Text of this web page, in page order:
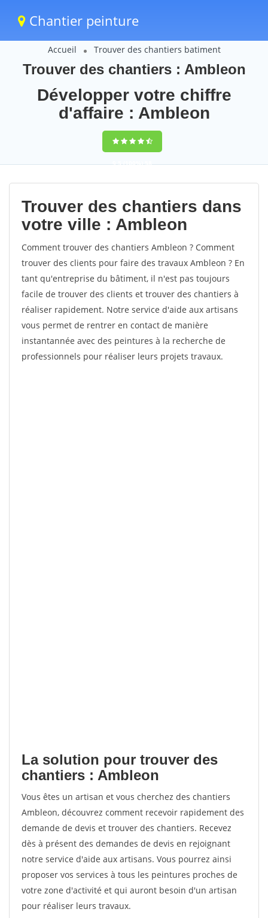
Chantier peinture
Accueil Trouver des chantiers batiment
Trouver des chantiers : Ambleon
Développer votre chiffre
d'affaire : Ambleon
9,5(100%)58
votes
Trouver des chantiers dans
votre ville : Ambleon
Comment trouver des chantiers Ambleon ? Comment
trouver des clients pour faire des travaux Ambleon ? En
tant qu'entreprise du bâtiment, il n'est pas toujours
facile de trouver des clients et trouver des chantiers à
réaliser rapidement. Notre service d'aide aux artisans
vous permet de rentrer en contact de manière
instantannée avec des peintures à la recherche de
professionnels pour réaliser leurs projets travaux.
La solution pour trouver des
chantiers : Ambleon
Vous êtes un artisan et vous cherchez des chantiers
Ambleon, découvrez comment recevoir rapidement des
demande de devis et trouver des chantiers. Recevez
dès à présent des demandes de devis en rejoignant
notre service d'aide aux artisans. Vous pourrez ainsi
proposer vos services à tous les peintures proches de
votre zone d'activité et qui auront besoin d'un artisan
pour réaliser leurs travaux.